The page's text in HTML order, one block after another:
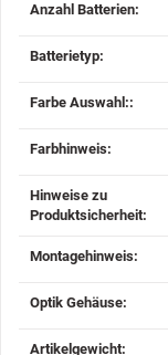
Anzahl Batterien‍:
Batterietyp‍:
Farbe Auswahl:‍:
Farbhinweis‍:
Hinweise zu
Produktsicherheit‍:
Montagehinweis‍:
Optik Gehäuse‍:
Artikelgewicht‍: